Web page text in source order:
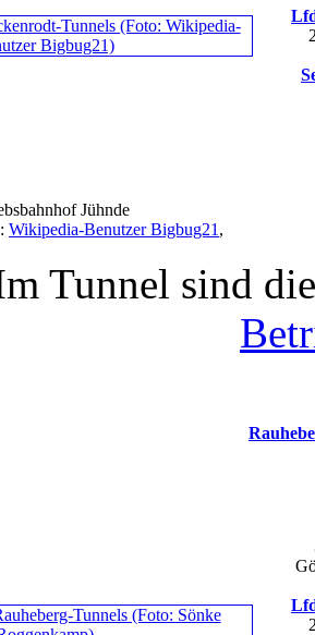
Jühnde
Wikipedia-Benutzer Bigbug21 ,
Tunnel sind